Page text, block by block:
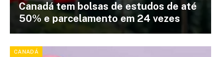
Canadá tem bolsas de estudos de até
50% e parcelamento em 24 vezes
CANADÁ